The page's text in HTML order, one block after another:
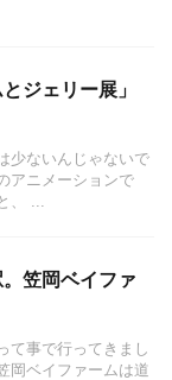
ジェリー展」
少ないんじゃないで
アニメーションで
、 ...
笠岡ベイファ
て事で行ってきまし
岡ベイファームは道